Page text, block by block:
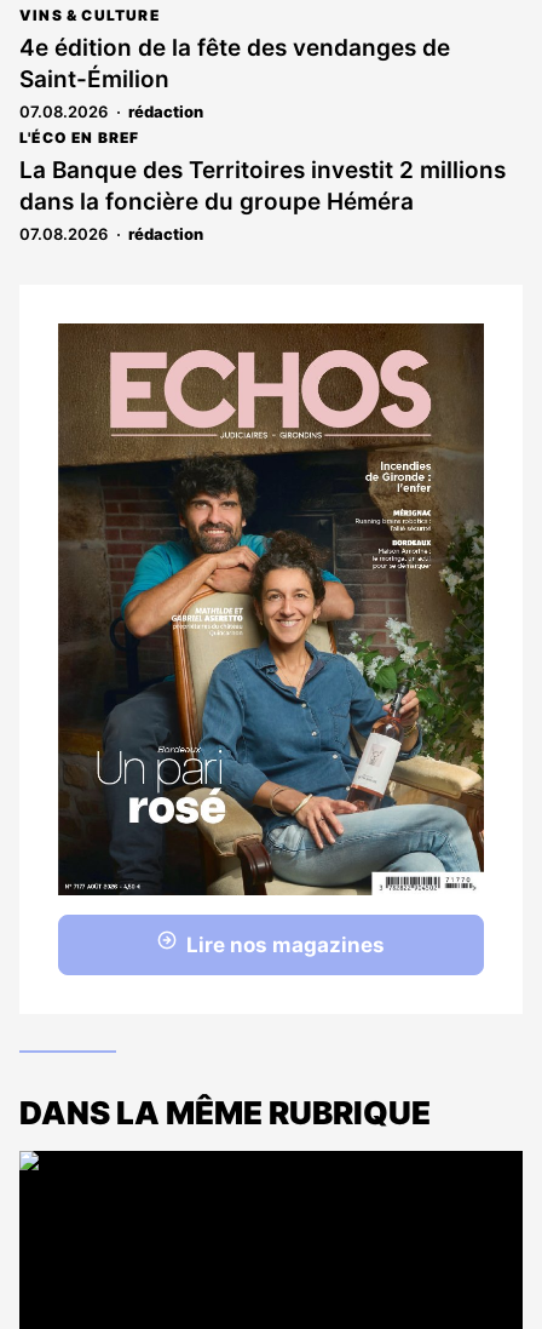
VINS & CULTURE
4e édition de la fête des vendanges de
Saint-Émilion
07.08.2026 rédaction
L'ÉCO EN BREF
La Banque des Territoires investit 2 millions
dans la foncière du groupe Héméra
07.08.2026 rédaction
Notre
dernier
magazine
Lire nos magazines
DANS LA MÊME RUBRIQUE